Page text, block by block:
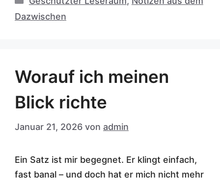
Dazwischen
Worauf ich meinen
Blick richte
Januar 21, 2026 von admin
Ein Satz ist mir begegnet. Er klingt einfach,
fast banal – und doch hat er mich nicht mehr